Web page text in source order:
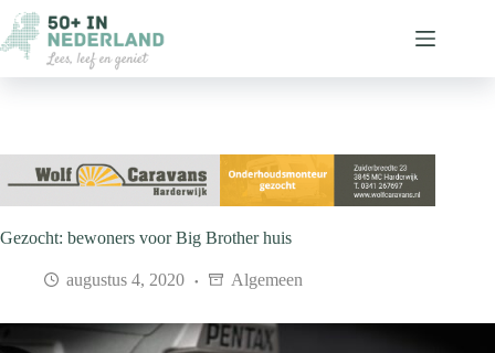
naar
de
inhoud
Gezocht: bewoners voor Big Brother huis
augustus 4, 2020 Algemeen